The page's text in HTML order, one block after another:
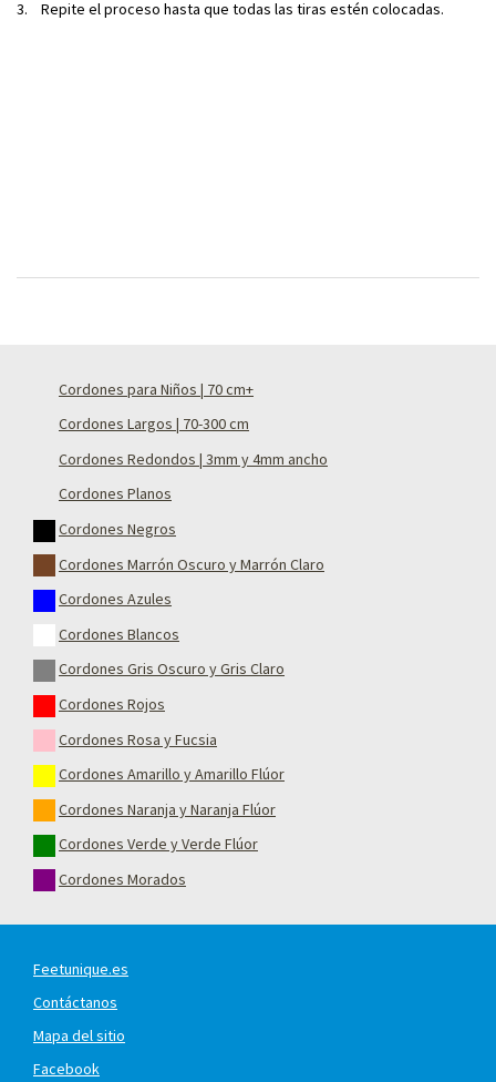
3. Repite el proceso hasta que todas las tiras estén colocadas.
Cordones para Niños | 70 cm+
Cordones Largos | 70-300 cm
Cordones Redondos | 3mm y 4mm ancho
Cordones Planos
Cordones Negros
Cordones Marrón Oscuro y Marrón Claro
Cordones Azules
Cordones Blancos
Cordones Gris Oscuro y Gris Claro
Cordones Rojos
Cordones Rosa y Fucsia
Cordones Amarillo y Amarillo Flúor
Cordones Naranja y Naranja Flúor
Cordones Verde y Verde Flúor
Cordones Morados
Feetunique.es
Contáctanos
Mapa del sitio
Facebook